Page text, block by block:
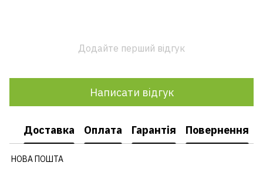
Додайте перший відгук
Написати відгук
Доставка Оплата Гарантія Повернення
НОВА ПОШТА